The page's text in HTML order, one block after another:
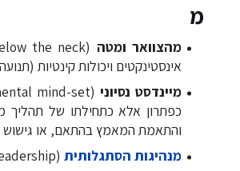
מ
מהצוואר ומטה
אינסטינקטים ויכולות קינטיות
מיינדסט נסיוני
כפתרון אלא כתחילתו של תהליך
והתאמת המאמץ בהתאם, או גישוש
מנהיגות הסתגלותית (adaptive leadership) - הפעילות של הנעת